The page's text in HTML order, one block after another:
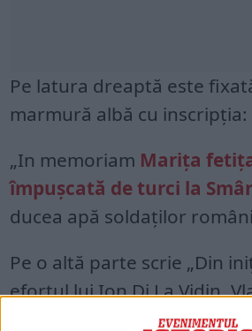
Pe latura dreaptă este
marmură albă cu inscripția:
„In memoriam Marița
împușcată de turci la
ducea apă soldaților
Pe o altă parte scrie „Din
efortul lui Ion Di La Vidin,
orientală ocupată de